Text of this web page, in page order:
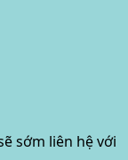
sớm liên hệ với